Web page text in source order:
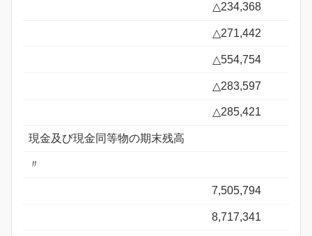
△234,368
△271,442
△554,754
△283,597
△285,421
現金及び現金同等物の期末残高
〃
7,505,794
8,717,341